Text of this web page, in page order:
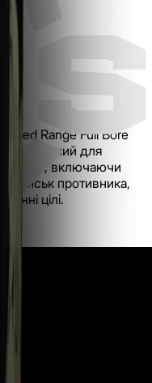
Range Full Bore
для
цілей, включаючи
військ противника,
цілі.